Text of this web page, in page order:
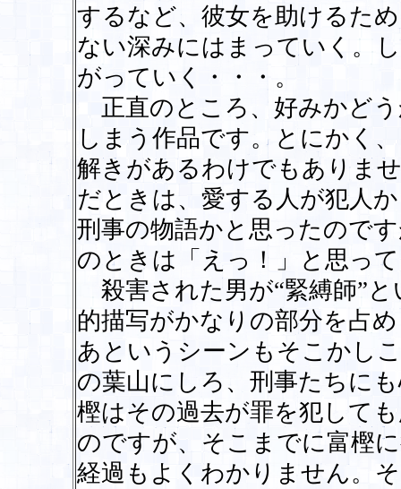
するなど、彼女を助けるた
ない深みにはまっていく。
がっていく・・・。
正直のところ、好みかど
しまう作品です。とにかく
解きがあるわけでもありま
だときは、愛する人が犯人
刑事の物語かと思ったので
のときは「えっ！」と思っ
殺害された男が“緊縛師”
的描写がかなりの部分を占
あというシーンもそこかし
の葉山にしろ、刑事たちに
樫はその過去が罪を犯して
のですが、そこまでに富樫
経過もよくわかりません。